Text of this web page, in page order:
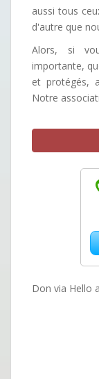
aussi tous
d'autre que
Alors, si
importante,
et protégés,
Notre
Don via Hello